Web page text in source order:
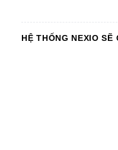
HỆ THỐNG NEXIO SẼ